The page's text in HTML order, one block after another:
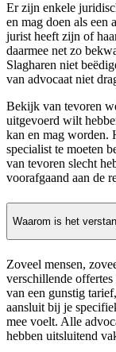
Er zijn enkele
en mag doen als een
jurist heeft zijn of
daarmee net zo
Slagharen niet
van advocaat niet
Bekijk van tevoren
uitgevoerd wilt
kan en mag worden.
specialist te moeten
van tevoren slecht
voorafgaand aan de
Waarom is het
Zoveel mensen,
verschillende
van een gunstig
aansluit bij je
mee voelt. Alle
hebben uitsluitend